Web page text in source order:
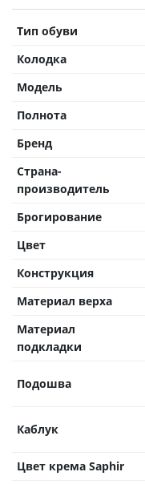
Тип обуви
Колодка
Модель
Полнота
Бренд
Страна-
производитель
Брогирование
Цвет
Конструкция
Материал верха
Материал
подкладки
Подошва
Каблук
Цвет крема Saphir